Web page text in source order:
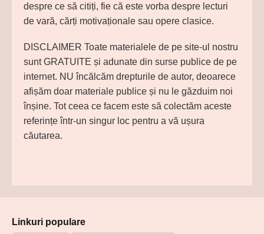
despre ce să citiți, fie că este vorba despre lecturi
de vară, cărți motivaționale sau opere clasice.
DISCLAIMER Toate materialele de pe site-ul nostru
sunt GRATUITE și adunate din surse publice de pe
internet. NU încălcăm drepturile de autor, deoarece
afișăm doar materiale publice și nu le găzduim noi
înșine. Tot ceea ce facem este să colectăm aceste
referințe într-un singur loc pentru a vă ușura
căutarea.
Linkuri populare